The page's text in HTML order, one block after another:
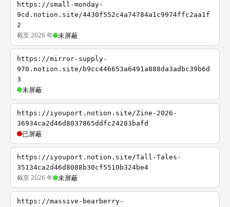
https://small-monday-
9cd.notion.site/4430f552c4a74784a1c9974ffc2aa1f
2
截至 2026 年 未屏蔽
https://mirror-supply-
970.notion.site/b9cc446653a6491a888da3adbc39b6d
3
未屏蔽
https://iyouport.notion.site/Zine-2026-
36934ca2d46d8037865ddfc24283bafd
已屏蔽
https://iyouport.notion.site/Tall-Tales-
35134ca2d46d8088b30cf5510b324be4
截至 2026 年 未屏蔽
https://massive-bearberry-